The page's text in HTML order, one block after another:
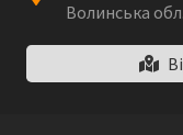
Волинська